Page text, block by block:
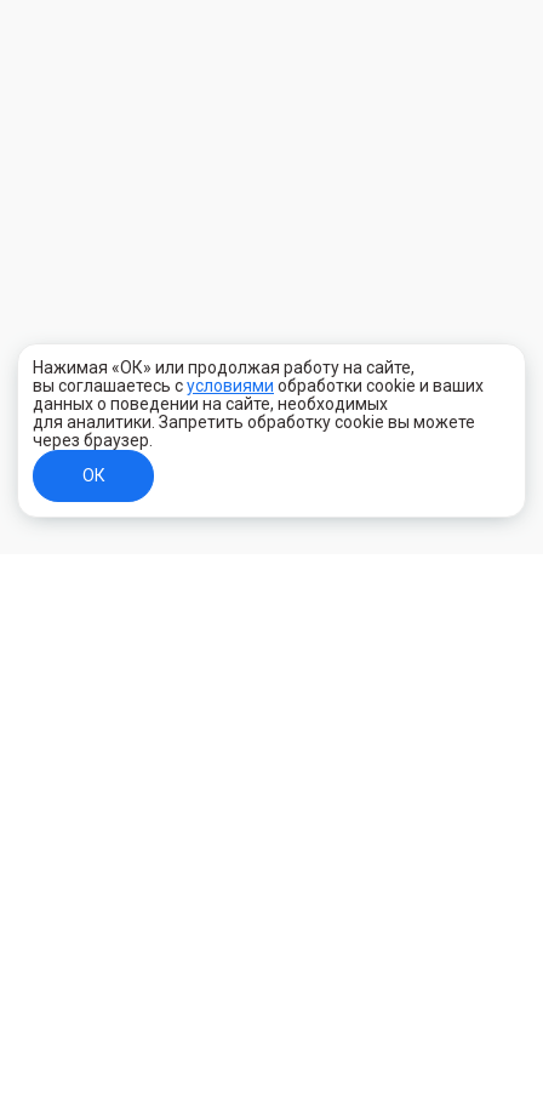
Нажимая «ОК» или продолжая работу на сайте,
вы соглашаетесь сусловиями обработки cookie и ваших
данных о поведении на сайте, необходимых
для аналитики. Запретить обработку cookie вы можете
через браузер.
ОК